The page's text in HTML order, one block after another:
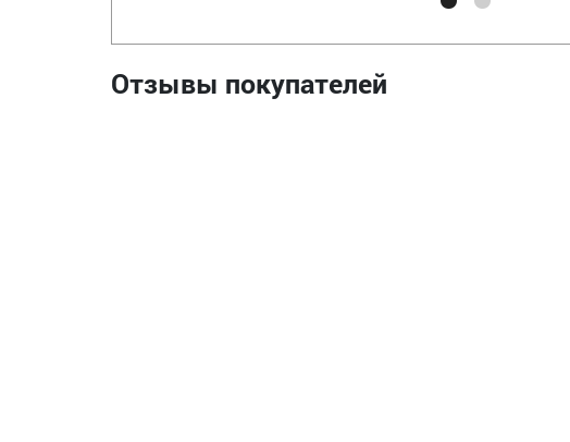
Отзывы покупателей